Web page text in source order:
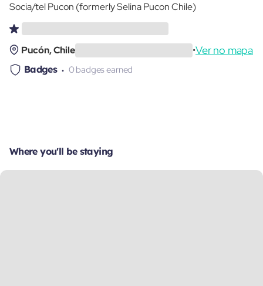
Socia/tel Pucon (formerly Selina Pucon Chile)
Pucón, Chile •Ver no mapa
Badges 0 badges earned
Where you'll be staying